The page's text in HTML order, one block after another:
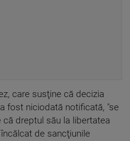
care susţine că decizia
fost niciodată notificată, "se
că dreptul său la libertatea
de sancţiunile